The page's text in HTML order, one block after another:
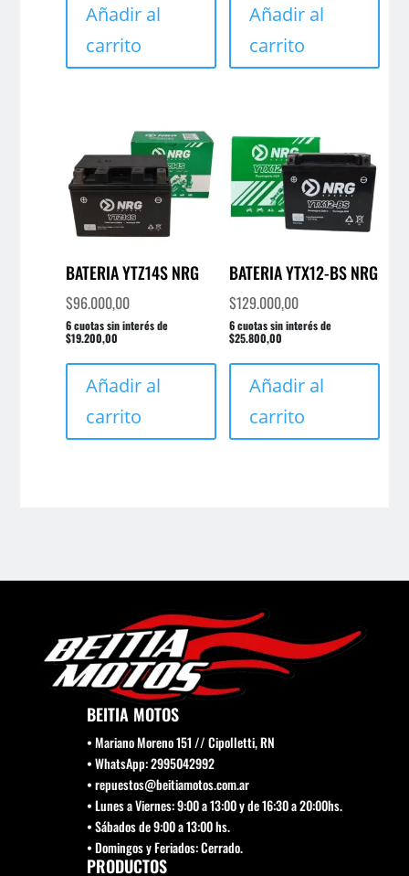
Añadir al
carrito
Añadir al
carrito
BATERIA YTZ14S NRG
$96.000,00
6 cuotas sin interés de
$19.200,00
Añadir al
carrito
BATERIA YTX12-BS NRG
$129.000,00
6 cuotas sin interés de
$25.800,00
Añadir al
carrito
BEITIA MOTOS
• Mariano Moreno 151 // Cipolletti, RN
• WhatsApp: 2995042992
• repuestos@beitiamotos.com.ar
• Lunes a Viernes: 9:00 a 13:00 y de 16:30 a 20:00hs.
• Sábados de 9:00 a 13:00 hs.
• Domingos y Feriados: Cerrado.
PRODUCTOS